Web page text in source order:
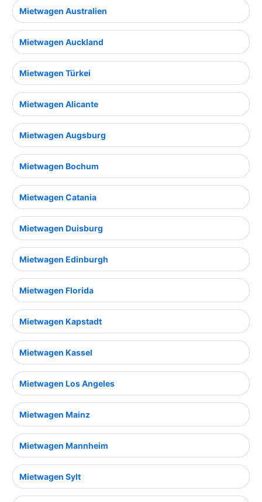
Mietwagen Australien
Mietwagen Auckland
Mietwagen Türkei
Mietwagen Alicante
Mietwagen Augsburg
Mietwagen Bochum
Mietwagen Catania
Mietwagen Duisburg
Mietwagen Edinburgh
Mietwagen Florida
Mietwagen Kapstadt
Mietwagen Kassel
Mietwagen Los Angeles
Mietwagen Mainz
Mietwagen Mannheim
Mietwagen Sylt